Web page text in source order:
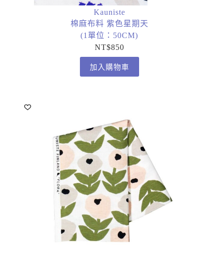
Kauniste
棉麻布料 紫色星期天
(1單位：50CM)
NT$850
加入購物車